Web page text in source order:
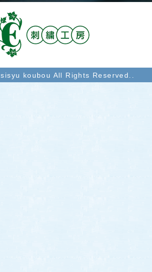
koubou All Rights Reserved..